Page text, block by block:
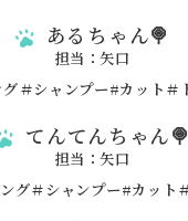
あるちゃん🍭
担当：矢口
てんてんちゃん🍭
担当：矢口